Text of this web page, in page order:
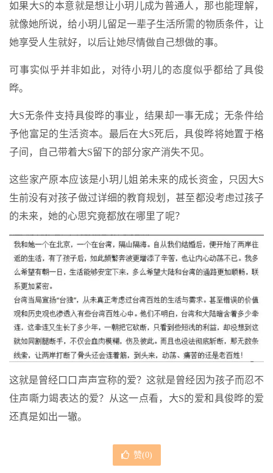
如果大S的本意就是想让小玥儿成为普通人，那也能理解，
就像她所说，给小玥儿留足一辈子生活所需的物质条件，让
她享受人生就好，以后让她尽情做自己想做的事。
可事实似乎并非如此，对待小玥儿的态度似乎都给了具俊
晔。
大S无条件支持具俊晔的事业，结果却一事无成；无条件给
予他富足的生活资本。最后在大S死后，具俊晔将她置于格
子间，自己带着大S留下的部分家产消失不见。
这些家产原本应该是小玥儿姐弟未来的成长资金，只因大S
生前没有对孩子做过详细的教育规划，甚至都没考虑过孩子
的未来，她的心思究竟都放在哪里了呢？
这就是曾经口口声声宣称的爱？这就是曾经因为孩子而忍不
住声嘶力竭表达的爱？从这一点看，大S的爱和具俊晔的爱
还真是如出一辙。
赞(0)